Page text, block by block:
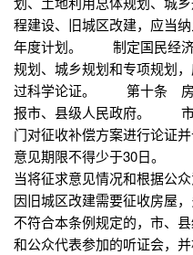
程建设、旧城区改建，应当
年度计划。 制定国民经济
规划、城乡规划和专项规划
过科学论证。 第十条 房屋
报市、县级人民政府。 市
门对征收补偿方案进行论证
意见期限不得少于30日。
当将征求意见情况和根据
因旧城区改建需要征收房屋
不符合本条例规定的，市、
和公众代表参加的听证会